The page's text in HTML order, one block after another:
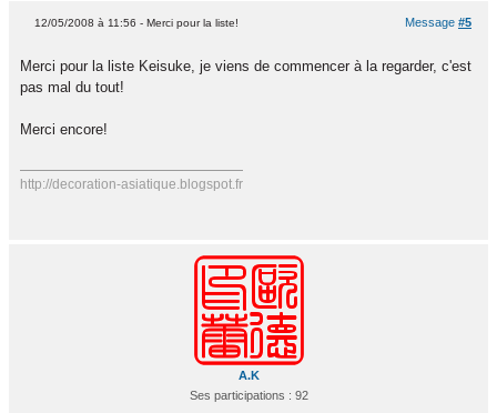
Message #5
12/05/2008 à 11:56 - Merci pour la liste!
Merci pour la liste Keisuke, je viens de commencer à la regarder, c'est
pas mal du tout!
Merci encore!
http://decoration-asiatique.blogspot.fr
A.K
Ses participations : 92